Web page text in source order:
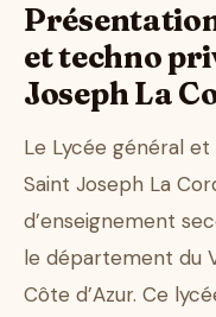
et techno
Joseph La
Le Lycée général
Saint Joseph La
d’enseignement
le département du
Côte d’Azur. Ce